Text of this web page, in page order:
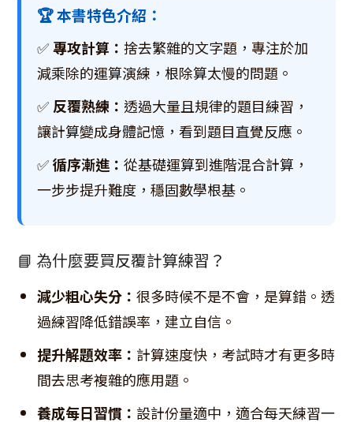
🏆 本書特色介紹：
✅專攻計算： 捨去繁雜的文字題，專注於加
減乘除的運算演練，根除算太慢的問題。
✅ 反覆熟練： 透過大量且規律的題目練習，
讓計算變成身體記憶，看到題目直覺反應。
✅循序漸進： 從基礎運算到進階混合計算，
一步步提升難度，穩固數學根基。
📘 為什麼要買反覆計算練習？
減少粗心失分： 很多時候不是不會，是算錯。透
過練習降低錯誤率，建立自信。
提升解題效率： 計算速度快，考試時才有更多時
間去思考複雜的應用題。
養成每日習慣： 設計份量適中，適合每天練習一